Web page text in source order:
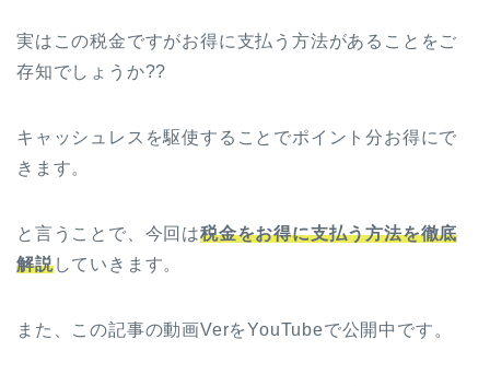
実はこの税金ですがお得に支払う方法があることをご
存知でしょうか??
キャッシュレスを駆使することでポイント分お得にで
きます。
と言うことで、今回は税金をお得に支払う方法を徹底
解説していきます。
また、この記事の動画VerをYouTubeで公開中です。